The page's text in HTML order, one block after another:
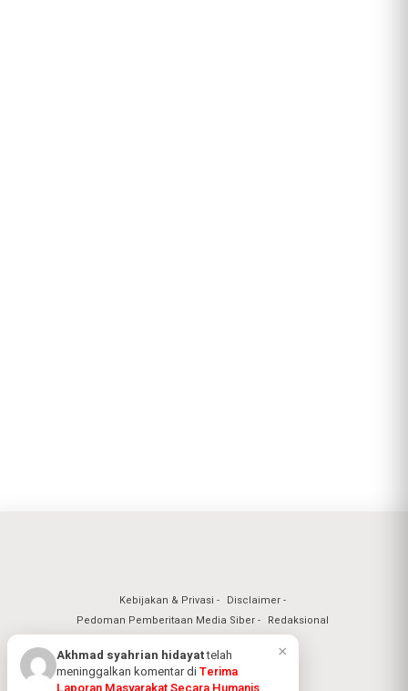
Kebijakan & Privasi
Disclaimer
Pedoman Pemberitaan Media Siber
Redaksional
×
Akhmad syahrian hidayattelah
meninggalkan komentar diTerima